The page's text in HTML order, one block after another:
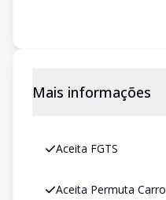
Mais informações
Aceita FGTS
Aceita Permuta Carro